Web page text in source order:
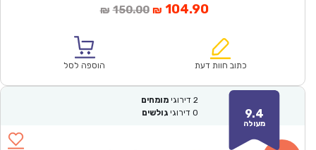
₪ 150.00המחיר
₪150.00.
₪ 104.90המחיר
הוא:
כתוב חוות דעת הוספה לסל
9.4
מעולה
2 דירוגי מומחים
0 דירוגי גולשים